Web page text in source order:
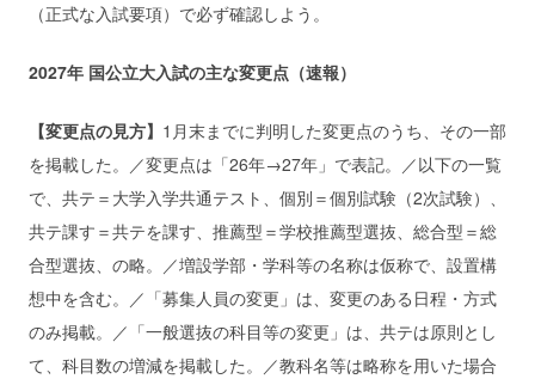
（正式な入試要項）で必ず確認しよう。
2027年 国公立大入試の主な変更点（速報）
【変更点の見方】 1月末までに判明した変更点のうち、その一部
を掲載した。／変更点は「26年→27年」で表記。／以下の一覧
で、共テ＝大学入学共通テスト、個別＝個別試験（2次試験）、
共テ課す＝共テを課す、推薦型＝学校推薦型選抜、総合型＝総
合型選抜、の略。／増設学部・学科等の名称は仮称で、設置構
想中を含む。／「募集人員の変更」は、変更のある日程・方式
のみ掲載。／「一般選抜の科目等の変更」は、共テは原則とし
て、科目数の増減を掲載した。／教科名等は略称を用いた場合